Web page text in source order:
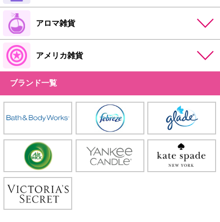
アロマ雑貨
アメリカ雑貨
ブランド一覧